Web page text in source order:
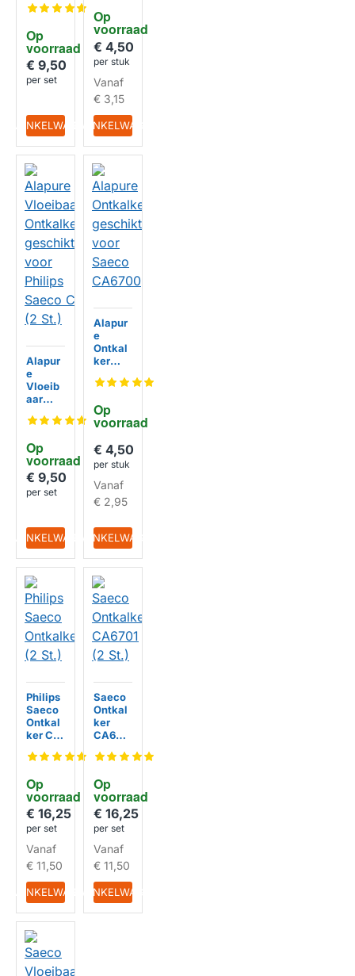
HUISMERK
Op
voorraad
ker
kt voor
Saeco
CA670
1 (2 St.)
€ 9,50
per set
IN WINKELWAGEN
HUISMERK
Op
voorraad
kt voor
Saeco
CA670
0
€ 4,50
per stuk
Vanaf
€ 3,15
IN WINKELWAGEN
HUISMERK
Op
voorraad
Alapur
e
Vloeib
aar
ker
kt voor
Philips
Saeco
CA670
1 (2 St.)
€ 9,50
per set
IN WINKELWAGEN
HUISMERK
Op
voorraad
Alapur
e
Ontkal
ker
kt voor
CA670
0
€ 4,50
per stuk
Vanaf
€ 2,95
IN WINKELWAGEN
Op
voorraad
Philips
Saeco
Ontkal
ker CA
St.)
€ 16,25
per set
Vanaf
€ 11,50
IN WINKELWAGEN
Op
voorraad
Saeco
Ontkal
ker
CA670
€ 16,25
per set
Vanaf
€ 11,50
IN WINKELWAGEN